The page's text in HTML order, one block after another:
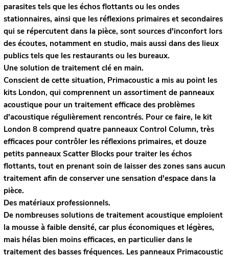
parasites tels que les échos flottants ou les ondes
stationnaires, ainsi que les réflexions primaires et secondaires
qui se répercutent dans la pièce, sont sources d'inconfort lors
des écoutes, notamment en studio, mais aussi dans des lieux
publics tels que les restaurants ou les bureaux.
Une solution de traitement clé en main.
Conscient de cette situation, Primacoustic a mis au point les
kits London, qui comprennent un assortiment de panneaux
acoustique pour un traitement efficace des problèmes
d'acoustique régulièrement rencontrés. Pour ce faire, le kit
London 8 comprend quatre panneaux Control Column, très
efficaces pour contrôler les réflexions primaires, et douze
petits panneaux Scatter Blocks pour traiter les échos
flottants, tout en prenant soin de laisser des zones sans aucun
traitement afin de conserver une sensation d'espace dans la
pièce.
Des matériaux professionnels.
De nombreuses solutions de traitement acoustique emploient
la mousse à faible densité, car plus économiques et légères,
mais hélas bien moins efficaces, en particulier dans le
traitement des basses fréquences. Les panneaux Primacoustic